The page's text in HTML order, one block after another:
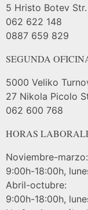
5 Hristo Botev Str.
062 622 148
0887 659 829
SEGUNDA
5000 Veliko
27 Nikola Picolo
062 600 768
HORAS
Noviembre-marzo:
9:00h-18:00h,
Abril-octubre:
9:00h-18:00h,